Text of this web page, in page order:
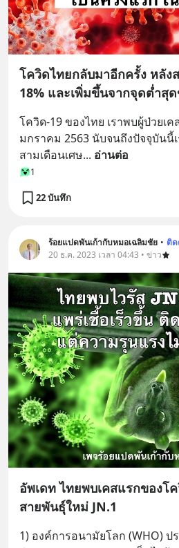
โควิดไทยกลับมาอีกครั้ง หลัง
18% และเพิ่มขึ้นจากจุดต่ำสุ
โควิด-19 ของไทย เราพบผู้ป่วยเ
มกราคม 2563 นับจนถึงปัจจุบันนี้
สามเดือนเศษ... อ่านต่อ
1
22 บันทึก
ร้อยแปดพันเก้ากับหมอเฉลิมชัย • ติ
20 ธ.ค. 2023 เวลา 04:43 • ข่าว
อัพเดท ไทยพบเคสแรกของโ
สายพันธุ์ใหม่ JN.1
1) องค์การอนามัยโลก (WHO) ป